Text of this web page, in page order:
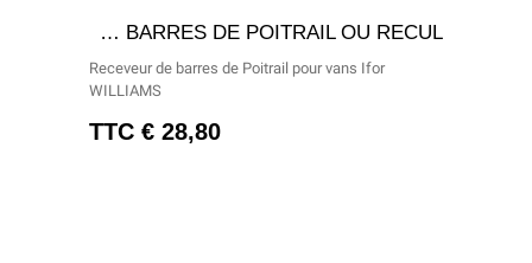
APERÇU RAPIDE
RECEVEUR DE BARRES DE POITRAIL OU RECUL
Receveur de barres de Poitrail pour vans Ifor
WILLIAMS
28,80 €